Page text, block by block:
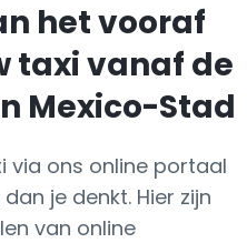
het vooraf
taxi vanaf de
Mexico-Stad
via ons online portaal
je denkt. Hier zijn
van online